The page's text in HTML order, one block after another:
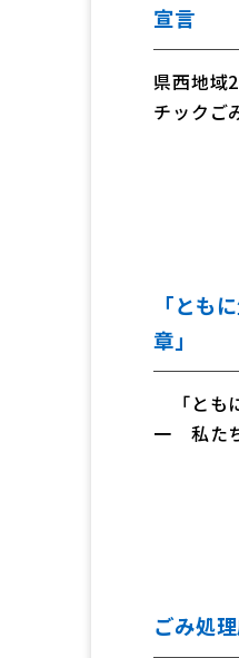
宣言
県西地域
チックご
「とも
章」
「とも
一 私た
一 私た
一 私た
加を妨げ
ごみ処